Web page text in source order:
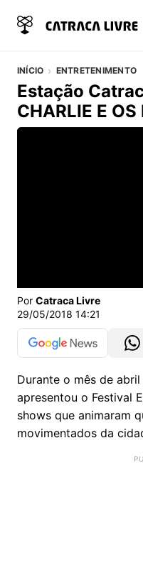
INÍCIO ENTRETENIMENTO
Estação
CHARLIE E OS
Vídeo do artigo
Por Catraca Livre
29/05/2018 14:21
Durante o mês de
apresentou o Festival
shows que animaram
movimentados da